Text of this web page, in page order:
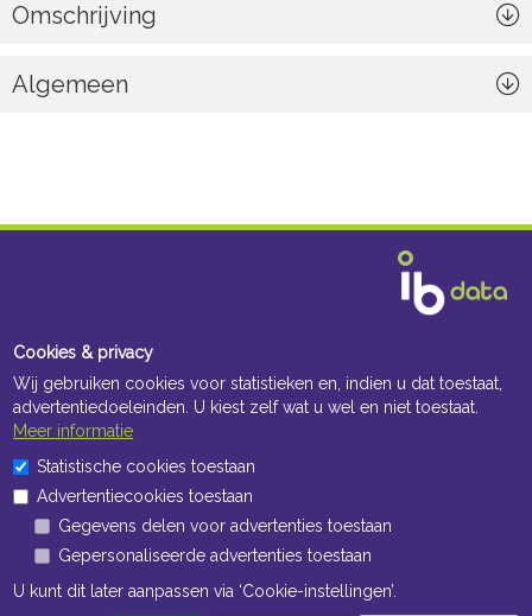
Omschrijving
Algemeen
Navigatie
Algemene voorwaarden
Cookies & privacy
Wij gebruiken cookies voor statistieken en, indien u dat toestaat,
advertentiedoeleinden. U kiest zelf wat u wel en niet toestaat.
Meer informatie
Statistische cookies toestaan
Advertentiecookies toestaan
Gegevens delen voor advertenties toestaan
Gepersonaliseerde advertenties toestaan
U kunt dit later aanpassen via ‘Cookie-instellingen’.